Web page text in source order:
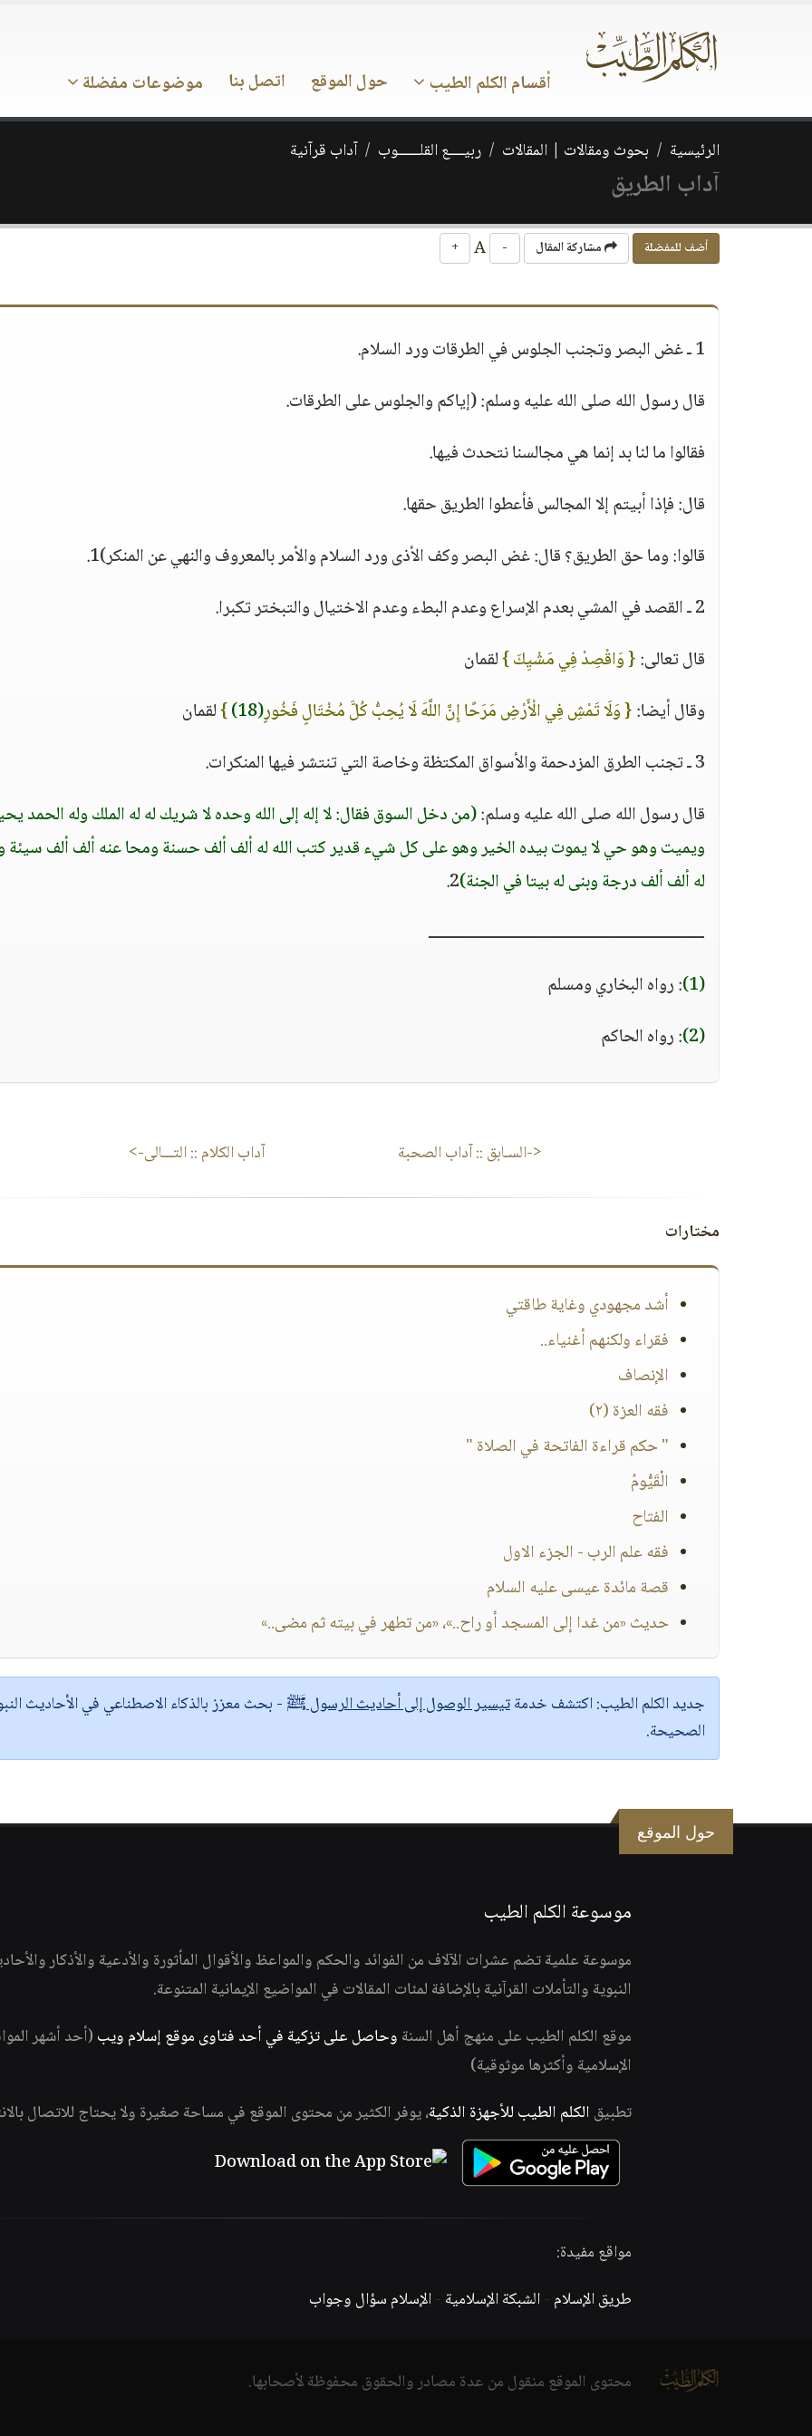
أقسام الكلم الطيب حول الموقع اتصل بنا موضوعات مفضلة
الرئيسية بحوث ومقالات | المقالات ربيــــع القلــــــوب آداب قرآنية
آداب الطريق
أضف للمفضلة مشاركة المقال -
+
1 ـ غض البصر وتجنب الجلوس في الطرقات ورد السلام.
قال رسول الله صلى الله عليه وسلم: (إياكم والجلوس على الطرقات.
فقالوا ما لنا بد إنما هي مجالسنا نتحدث فيها.
قال: فإذا أبيتم إلا المجالس فأعطوا الطريق حقها.
قالوا: وما حق الطريق؟ قال: غض البصر وكف الأذى ورد السلام والأمر بالمعروف والنهي عن المنكر)1.
2 ـ القصد في المشي بعدم الإسراع وعدم البطء وعدم الاختيال والتبختر تكبرا.
قال تعالى:{ وَاقْصِدْ فِي مَشْيِكَ }لقمان
وقال أيضا:{ وَلَا تَمْشِ فِي الْأَرْضِ مَرَحًا إِنَّ اللَّهَ لَا يُحِبُّ كُلَّ مُخْتَالٍ فَخُورٍ(18)
}لقمان
3 ـ تجنب الطرق المزدحمة والأسواق المكتظة وخاصة التي تنتشر فيها المنكرات.
قال رسول الله صلى الله عليه وسلم:(من دخل السوق فقال: لا إله إلى الله وحده لا شريك له له الملك وله الحمد
ويميت وهو حي لا يموت بيده الخير وهو على كل شيء قدير كتب الله له ألف ألف حسنة ومحا عنه ألف ألف سيئة
له ألف ألف درجة وبنى له بيتا في الجنة)2.
ـــــــــــــــــــــــــــــــــــــــــــــــــــــــــــــ
(1) : رواه البخاري ومسلم
(2) : رواه الحاكم
<-السـابق ::آداب الصحبة آداب الكلام :: التـــالى->
مختارات
أشد مجهودي وغاية طاقتي
فقراء ولكنهم أغنياء..
الإنصاف
فقه العزة (٢)
" حكم قراءة الفاتحة في الصلاة "
الْقَيُّومُ
الفتاح
فقه علم الرب - الجزء الاول
قصة مائدة عيسى عليه السلام
حديث «من غدا إلى المسجد أو راح..»، «من تطهر في بيته ثم مضى..»
جديد الكلم الطيب:اكتشف خدمةتيسير الوصول إلى أحاديث الرسول ﷺ - بحث معزز بالذكاء الاصطناعي في الأحاديث
الصحيحة.
حول الموقع
موسوعة الكلم الطيب
موسوعة علمية تضم عشرات الآلاف من الفوائد والحكم والمواعظ والأقوال المأثورة والأدعية والأذكار
النبوية والتأملات القرآنية بالإضافة لمئات المقالات في المواضيع الإيمانية المتنوعة.
موقع الكلم الطيب على منهج أهل السنة وحاصل على تزكية في أحد فتاوى موقع إسلام ويب(أحد أشهر
الإسلامية وأكثرها موثوقية)
تطبيق الكلم الطيب للأجهزة الذكية، يوفر الكثير من محتوى الموقع في مساحة صغيرة ولا يحتاج للاتصال
مواقع مفيدة:
طريق الإسلام -الشبكة الإسلامية -الإسلام سؤال وجواب
محتوى الموقع منقول من عدة مصادر والحقوق محفوظة لأصحابها.